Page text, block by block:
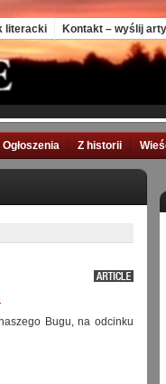
literacki Kontakt – wyślij
Ogłoszenia Z historii
Bugu, na odcinku